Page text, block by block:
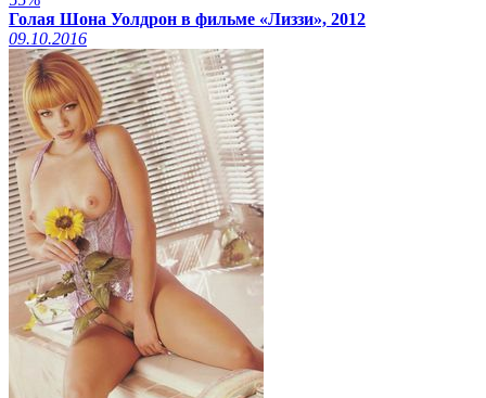
Голая Шона Уолдрон в фильме «Лиззи», 2012
09.10.2016